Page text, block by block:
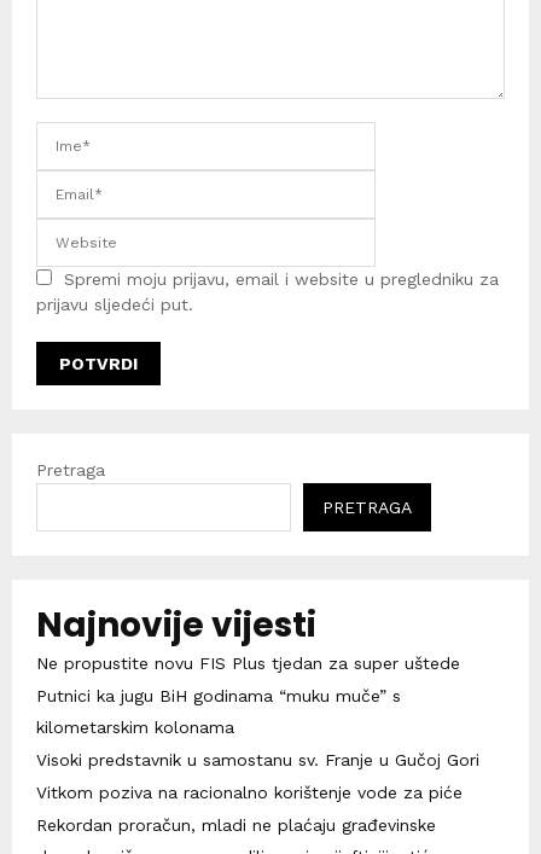
Spremi moju prijavu, email i website u pregledniku za
prijavu sljedeći put.
Pretraga
PRETRAGA
Najnovije vijesti
Ne propustite novu FIS Plus tjedan za super uštede
Putnici ka jugu BiH godinama “muku muče” s
kilometarskim kolonama
Visoki predstavnik u samostanu sv. Franje u Gučoj Gori
Vitkom poziva na racionalno korištenje vode za piće
Rekordan proračun, mladi ne plaćaju građevinske